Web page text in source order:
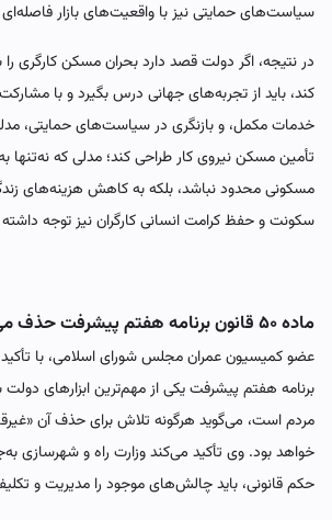
سیاست‌های حمایتی نیز با واقعیت‌های بازار
در نتیجه، اگر دولت قصد دارد بحران مسکن کارگری
کند، باید از تجربه‌های جهانی درس بگیرد و با مشارکت
خدمات مکمل، و بازنگری در سیاست‌های حمایتی،
تأمین مسکن نیروی کار طراحی کند؛ مدلی که
مسکونی محدود نباشد، بلکه به کاهش هزینه‌های
سکونت و حفظ کرامت انسانی کارگران نیز توجه
ماده ۵۰ قانون برنامه هفتم پیشرفت حذف می شود؟
برنامه هفتم پیشرفت یکی از مهم‌ترین ابزارهای
مردم است، می‌گوید هرگونه تلاش برای حذف آن
خواهد بود. وی تأکید می‌کند وزارت راه و شهرسازی
حکم قانونی، باید چالش‌های موجود را مدیریت و